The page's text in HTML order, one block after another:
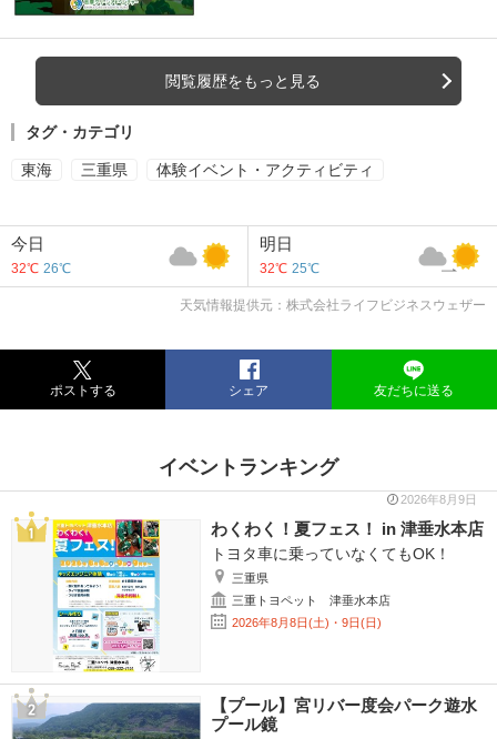
閲覧履歴をもっと見る
タグ・カテゴリ
東海 三重県 体験イベント・アクティビティ
今日
32℃ 26℃
明日
32℃ 25℃
天気情報提供元：株式会社ライフビジネスウェザー
ポストする シェア 友だちに送る
イベントランキング
2026年8月9日
わくわく！夏フェス！ in 津垂水本店
トヨタ車に乗っていなくてもOK！
三重県
三重トヨペット 津垂水本店
2026年8月8日(土)・9日(日)
【プール】宮リバー度会パーク遊水
プール鏡